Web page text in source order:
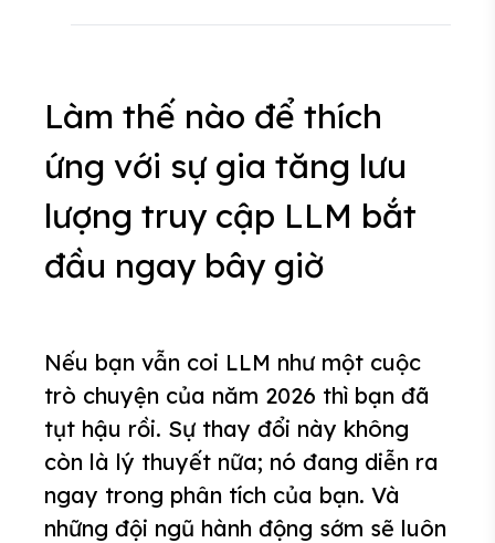
Làm thế nào để thích
ứng với sự gia tăng lưu
lượng truy cập LLM bắt
đầu ngay bây giờ
Nếu bạn vẫn coi LLM như một cuộc
trò chuyện của năm 2026 thì bạn đã
tụt hậu rồi. Sự thay đổi này không
còn là lý thuyết nữa; nó đang diễn ra
ngay trong phân tích của bạn. Và
những đội ngũ hành động sớm sẽ luôn